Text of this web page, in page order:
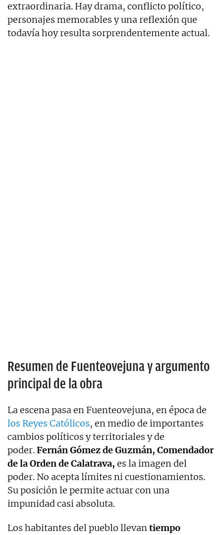
extraordinaria. Hay drama, conflicto político,
personajes memorables y una reflexión que
todavía hoy resulta sorprendentemente actual.
Resumen de Fuenteovejuna y argumento
principal de la obra
La escena pasa en Fuenteovejuna, en época de
los Reyes Católicos, en medio de importantes
cambios políticos y territoriales y de
poder.Fernán Gómez de Guzmán, Comendador
de la Orden de Calatrava, es la imagen del
poder. No acepta límites ni cuestionamientos.
Su posición le permite actuar con una
impunidad casi absoluta.
Los habitantes del pueblo llevantiempo